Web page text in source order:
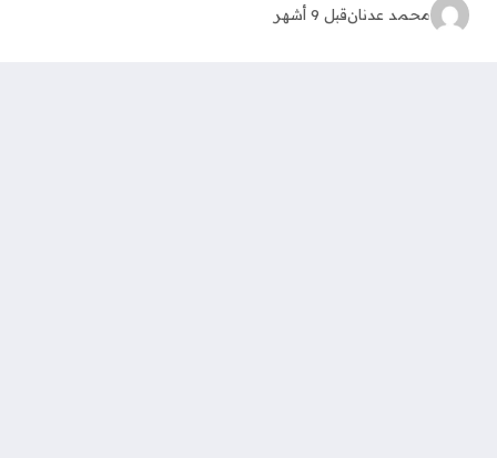
محمد عدنانقبل 9 أشهر